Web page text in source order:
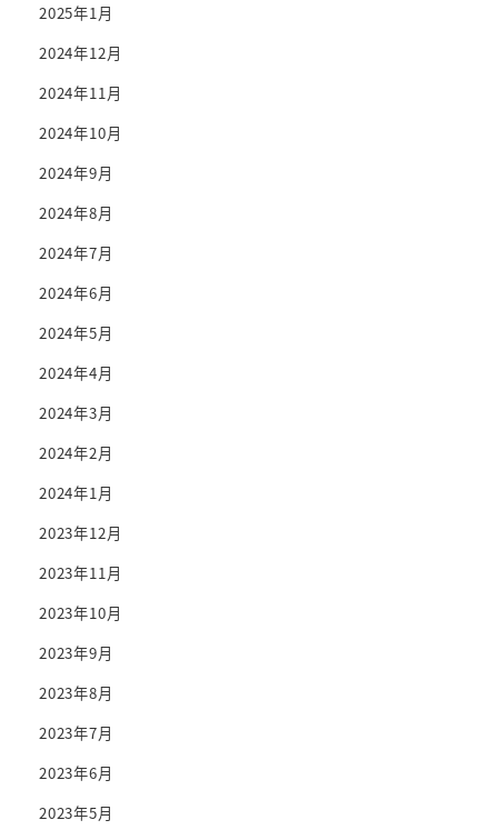
2025年1月
2024年12月
2024年11月
2024年10月
2024年9月
2024年8月
2024年7月
2024年6月
2024年5月
2024年4月
2024年3月
2024年2月
2024年1月
2023年12月
2023年11月
2023年10月
2023年9月
2023年8月
2023年7月
2023年6月
2023年5月